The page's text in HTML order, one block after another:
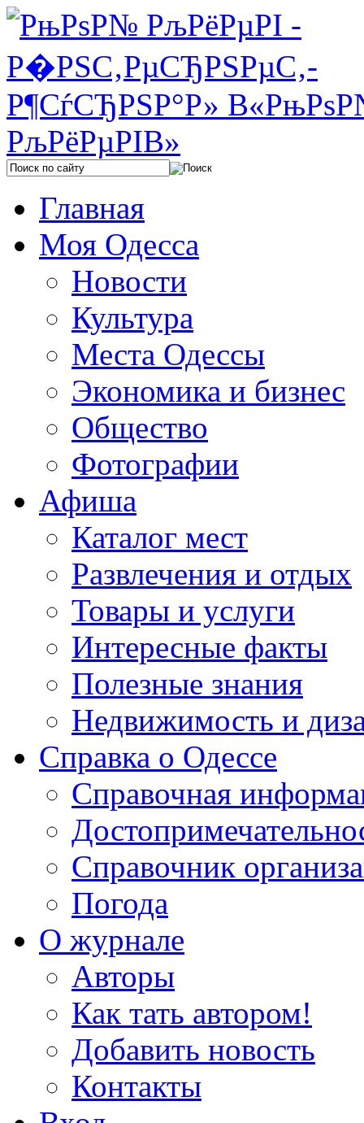
Главная
Моя Одесса
Новости
Культура
Места Одессы
Экономика и бизнес
Общество
Фотографии
Афиша
Каталог мест
Развлечения и отдых
Товары и услуги
Интересные факты
Полезные знания
Недвижимость и
Справка о Одессе
Справочная
Справочник
Погода
О журнале
Авторы
Как тать автором!
Добавить новость
Контакты